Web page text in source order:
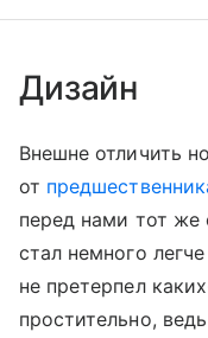
Дизайн
Внешне отличить
от
перед нами тот же
стал немного
не претерпел
простительно,